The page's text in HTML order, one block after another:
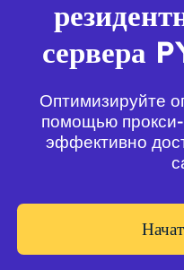
сервера
Оптимизируйте
помощью
эффективно